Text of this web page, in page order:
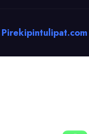
Pirekipintulipat.com